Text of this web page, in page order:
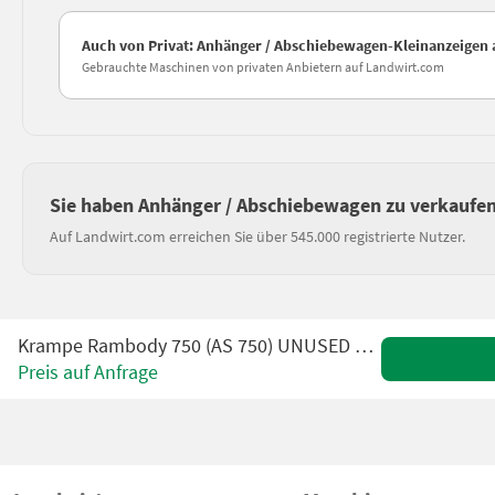
Auch von Privat: Anhänger / Abschiebewagen-Kleinanzeigen
Gebrauchte Maschinen von privaten Anbietern auf Landwirt.com
Sie haben Anhänger / Abschiebewagen zu
Auf Landwirt.com erreichen Sie über 545.000 registrierte Nutzer.
Krampe Rambody 750 (AS 750) UNUSED 22 ton push off trai
Preis auf Anfrage